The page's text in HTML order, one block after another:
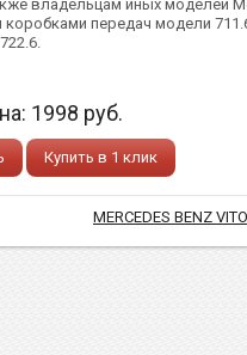
владельцам иных моделей
передач модели
1998 руб.
Купить в 1 клик
MERCEDES BENZ